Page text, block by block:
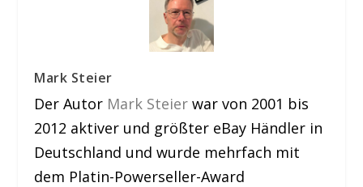
Mark Steier
Der Autor Mark Steier war von 2001 bis
2012 aktiver und größter eBay Händler in
Deutschland und wurde mehrfach mit
dem Platin-Powerseller-Award